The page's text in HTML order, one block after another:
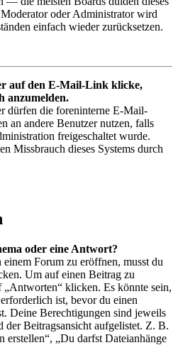
oder Administrator wird
einfach wieder zurücksetzen.
auf den E-Mail-Link klicke,
anzumelden.
dürfen die foreninterne E-Mail-
an andere Benutzer nutzen, falls
freigeschaltet wurde.
Missbrauch dieses Systems durch
oder eine Antwort?
Forum zu eröffnen, musst du
Um auf einen Beitrag zu
„Antworten“ klicken. Es könnte sein,
ist, bevor du einen
Deine Berechtigungen sind jeweils
der Beitragsansicht aufgelistet. Z. B.
erstellen“, „Du darfst Dateianhänge